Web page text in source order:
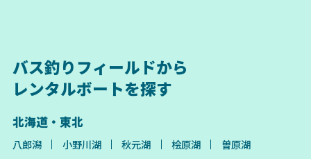
バス釣りフィールドから
レンタルボートを探す
北海道・東北
八郎潟 小野川湖 秋元湖 桧原湖 曽原湖